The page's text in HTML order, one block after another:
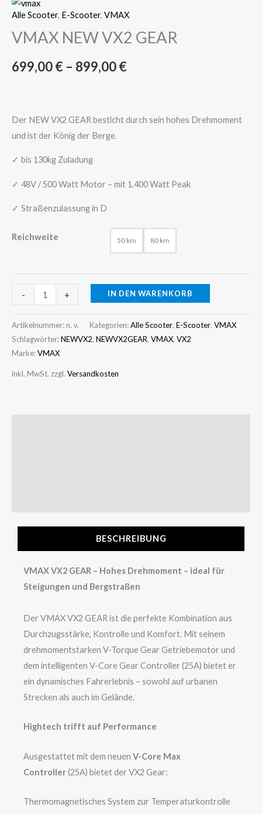
Alle Scooter, E-Scooter, VMAX
VMAX NEW VX2 GEAR
699,00€ – 899,00€
Der NEW VX2 GEAR besticht durch sein hohes Drehmoment
und ist der König der Berge.
✓ bis 130kg Zuladung
✓ 48V / 500 Watt Motor – mit 1.400 Watt Peak
✓ Straßenzulassung in D
Reichweite 50 km 80 km
- + IN DEN WARENKORB
Artikelnummer: n. v. Kategorien:Alle Scooter, E-Scooter, VMAX
Schlagwörter:NEWVX2, NEWVX2GEAR, VMAX, VX2
Marke:VMAX
inkl. MwSt. zzgl. Versandkosten
BESCHREIBUNG
VMAX VX2 GEAR – Hohes Drehmoment – ideal für
Steigungen und Bergstraßen
Der VMAX VX2 GEAR ist die perfekte Kombination aus
Durchzugsstärke, Kontrolle und Komfort. Mit seinem
drehmomentstarken V-Torque Gear Getriebemotor und
dem intelligenten V-Core Gear Controller (25A) bietet er
ein dynamisches Fahrerlebnis – sowohl auf urbanen
Strecken als auch im Gelände.
Hightech trifft auf Performance
Ausgestattet mit dem neuen V-Core Max
Controller(25A) bietet der VX2 Gear:
Thermomagnetisches System zur Temperaturkontrolle